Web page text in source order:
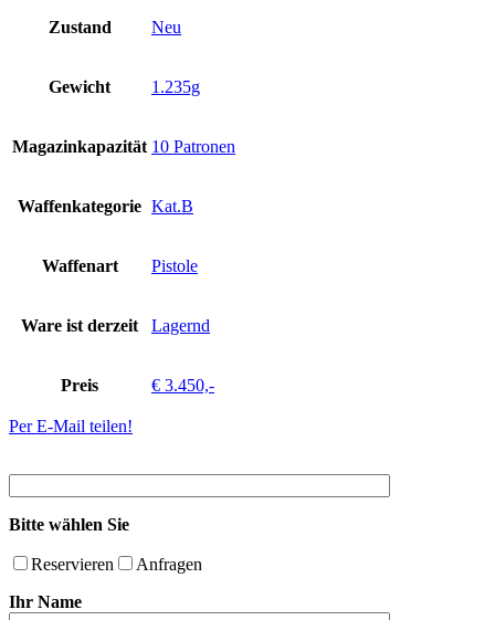
Zustand Neu
Gewicht 1.235g
Magazinkapazität 10 Patronen
Waffenkategorie Kat.B
Waffenart Pistole
Ware ist derzeit Lagernd
Preis € 3.450,-
Per E-Mail teilen!
Bitte wählen Sie
Reservieren
Anfragen
Ihr Name